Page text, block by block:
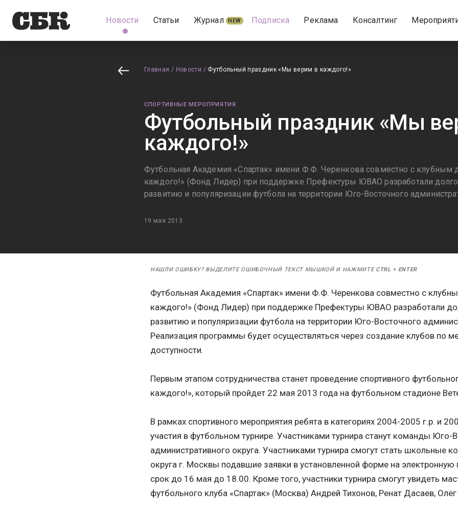
Новости Статьи Журнал NEW Подписка Реклама Консалтинг
Главная / Новости / Футбольный праздник «Мы верим в каждого!»
СПОРТИВНЫЕ МЕРОПРИЯТИЯ
Футбольный праздник «Мы
каждого!»
Футбольная Академия «Спартак» имени Ф.Ф. Черенкова совместно с
каждого!» (Фонд Лидер) при поддержке Префектуры ЮВАО разработали
развитию и популяризации футбола на территории Юго-Восточного
19 мая 2013
НАШЛИ ОШИБКУ? ВЫДЕЛИТЕ ОШИБОЧНЫЙ ТЕКСТ МЫШКОЙ И НАЖМИТЕ CTRL + ENTER
Футбольная Академия «Спартак» имени Ф.Ф. Черенкова совместно с
каждого!» (Фонд Лидер) при поддержке Префектуры ЮВАО разработали
развитию и популяризации футбола на территории Юго-Восточного
Реализация программы будет осуществляться через создание клубов по
доступности.
Первым этапом сотрудничества станет проведение спортивного
каждого!», который пройдет 22 мая 2013 года на футбольном стадионе
В рамках спортивного мероприятия ребята в категориях 2004-2005 г.р. и
участия в футбольном турнире. Участниками турнира станут команды Юго-
административного округа. Участниками турнира смогут стать школьные
округа г. Москвы подавшие заявки в установленной форме на
срок до 16 мая до 18.00. Кроме того, участники турнира смогут увидеть
футбольного клуба «Спартак» (Москва) Андрей Тихонов, Ренат Дасаев,